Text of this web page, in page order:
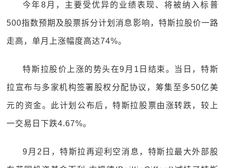
今年8月，主要受优异的业绩表现、将被纳入标普
500指数预期及股票拆分计划消息影响，特斯拉股价一路
走高，单月上涨幅度高达74%。
特斯拉股价上涨的势头在9月1日结束。当日，特斯
拉宣布与多家机构签署股权分配协议，筹集至多50亿美
元的资金。此计划公布后，特斯拉股票由涨转跌，较上
一交易日下跌4.67%。
9月2日，特斯拉再迎利空消息，特斯拉最大外部股